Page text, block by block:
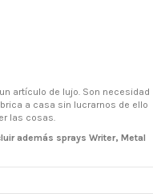
artículo de lujo. Son necesidad
a casa sin lucrarnos de ello
las cosas.
además sprays Writer, Metal